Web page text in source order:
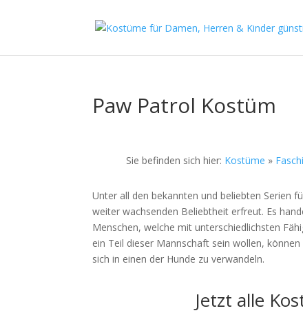
Paw Patrol Kostüm
Sie befinden sich hier: Kostüme »
Unter all den bekannten und beliebten Serien
weiter wachsenden Beliebtheit erfreut. Es
Menschen, welche mit unterschiedlichsten
ein Teil dieser Mannschaft sein wollen,
sich in einen der Hunde zu verwandeln.
Jetzt alle